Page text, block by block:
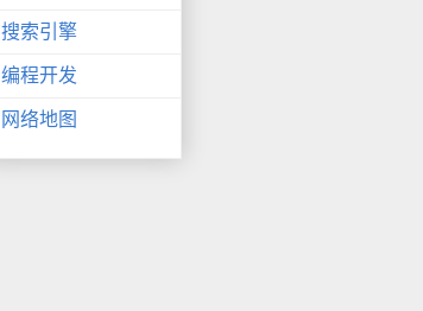
搜索引擎
编程开发
网络地图